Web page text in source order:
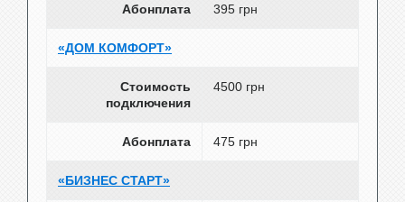
Абонплата 395 грн
«ДОМ КОМФОРТ»
Стоимость
подключения
4500 грн
Абонплата 475 грн
«БИЗНЕС СТАРТ»